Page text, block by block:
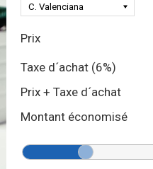
Prix
Taxe d´achat (6%)
Prix + Taxe d´achat
Montant économisé